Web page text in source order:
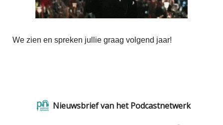
We zien en spreken jullie graag volgend jaar!
Nieuwsbrief van het Podcastnetwerk